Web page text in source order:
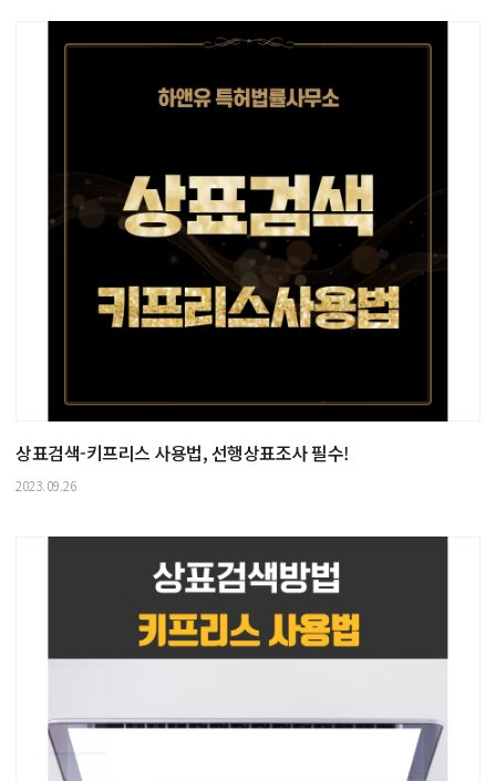
상표검색-키프리스 사용법, 선행상표조사 필수!
2023.09.26